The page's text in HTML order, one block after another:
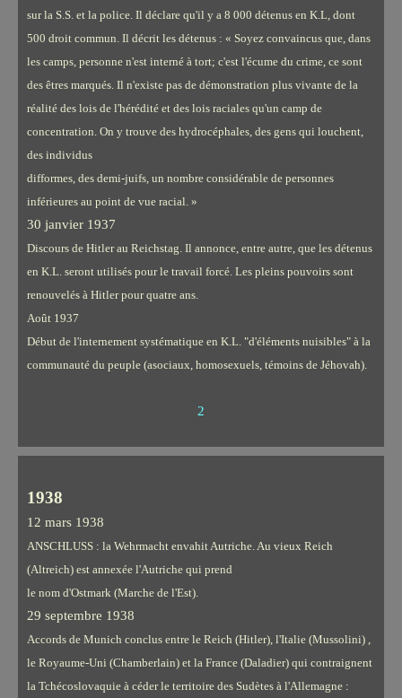
sur la S.S. et la police. Il déclare qu'il y a 8 000 détenus en K.L, dont
500 droit commun. Il décrit les détenus : « Soyez convaincus que, dans
les camps, personne n'est interné à tort; c'est l'écume du crime, ce sont
des êtres marqués. Il n'existe pas de démonstration plus vivante de la
réalité des lois de l'hérédité et des lois raciales qu'un camp de
concentration. On y trouve des hydrocéphales, des gens qui louchent,
des individus
difformes, des demi-juifs, un nombre considérable de personnes
inférieures au point de vue racial. »
30 janvier 1937
Discours de Hitler au Reichstag. Il annonce, entre autre, que les détenus
en K.L. seront utilisés pour le travail forcé. Les pleins pouvoirs sont
renouvelés à Hitler pour quatre ans.
Août 1937
Début de l'internement systématique en K.L. "d'éléments nuisibles" à la
communauté du peuple (asociaux, homosexuels, témoins de Jéhovah).
2
1938
12 mars 1938
ANSCHLUSS : la Wehrmacht envahit Autriche. Au vieux Reich
(Altreich) est annexée l'Autriche qui prend
le nom d'Ostmark (Marche de l'Est).
29 septembre 1938
Accords de Munich conclus entre le Reich (Hitler), l'Italie (Mussolini) ,
le Royaume-Uni (Chamberlain) et la France (Daladier) qui contraignent
la Tchécoslovaquie à céder le territoire des Sudètes à l'Allemagne :